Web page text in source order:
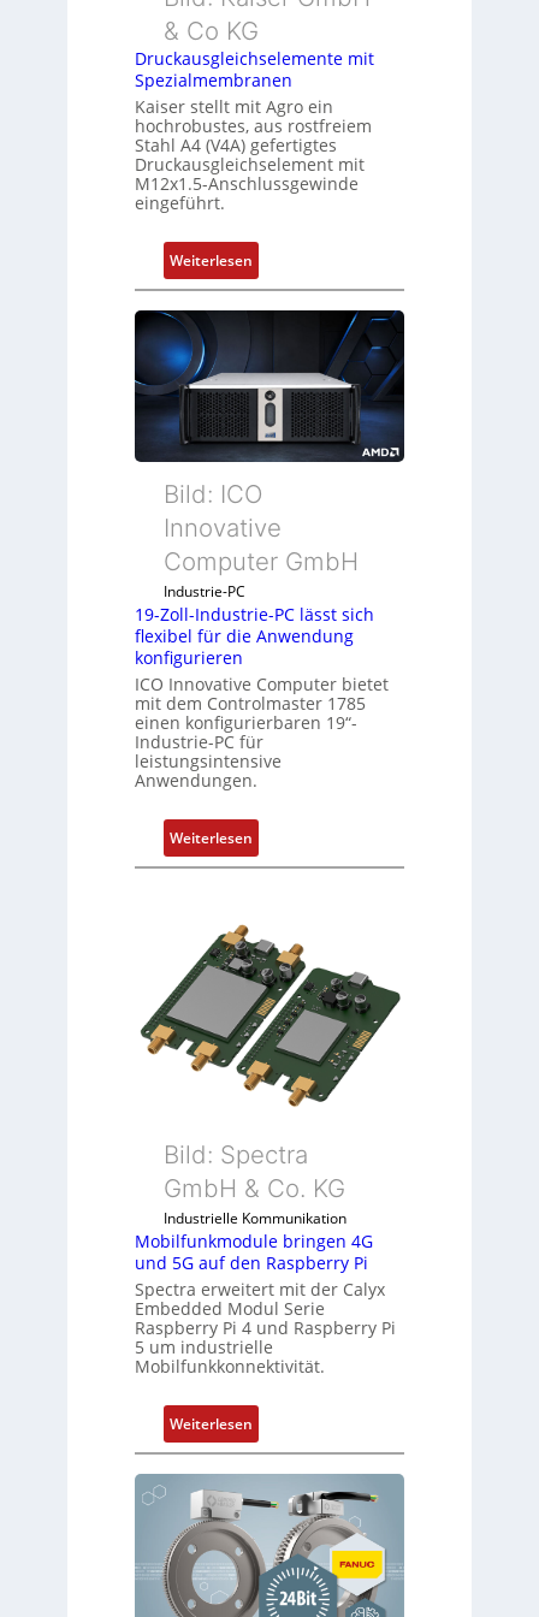
& Co KG
Druckausgleichselemente mit
Spezialmembranen
Kaiser stellt mit Agro ein
hochrobustes, aus rostfreiem
Stahl A4 (V4A) gefertigtes
Druckausgleichselement mit
M12x1.5-Anschlussgewinde
eingeführt.
Weiterlesen:
D
r
k
u
s
g
e
i
h
s
e
m
e
n
t
e
m
S
p
z
i
a
l
m
b
r
a
n
e
n
Bild: ICO
Innovative
Computer GmbH
Industrie-PC
19-Zoll-Industrie-PC lässt sich
flexibel für die Anwendung
konfigurieren
ICO Innovative Computer bietet
mit dem Controlmaster 1785
einen konfigurierbaren 19“-
Industrie-PC für
leistungsintensive
Anwendungen.
Weiterlesen:
1
Z
o
l
l
-
I
n
s
t
r
i
e
-
P
C
l
s
s
c
h
f
Bild: Spectra
GmbH & Co. KG
Industrielle Kommunikation
Mobilfunkmodule bringen 4G
und 5G auf den Raspberry Pi
Spectra erweitert mit der Calyx
Embedded Modul Serie
Raspberry Pi 4 und Raspberry Pi
5 um industrielle
Mobilfunkkonnektivität.
Weiterlesen:
M
o
b
l
u